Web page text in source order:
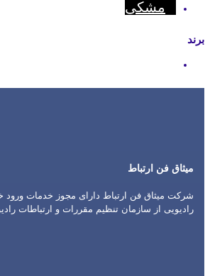
مشکی
برند
میثاق فن ارتباط
شرکت میثاق فن ارتباط دارای مجوز خدمات ورود
رادیویی از سازمان تنظیم مقررات و ارتباطات